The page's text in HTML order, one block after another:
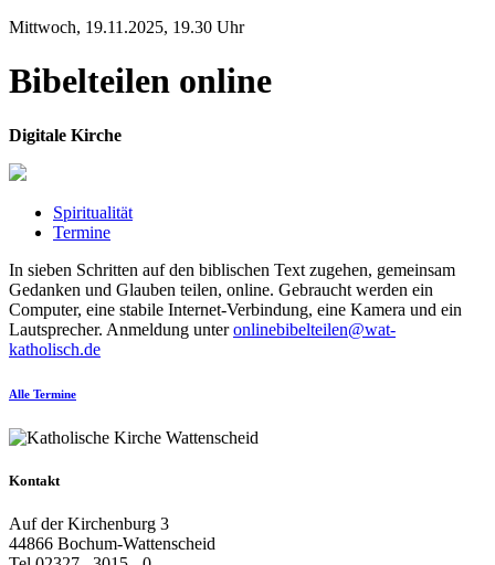
Mittwoch, 19.11.2025, 19.30 Uhr
Bibelteilen online
Digitale Kirche
Spiritualität
Termine
In sieben Schritten auf den biblischen Text zugehen, gemeinsam
Gedanken und Glauben teilen, online. Gebraucht werden ein
Computer, eine stabile Internet-Verbindung, eine Kamera und ein
Lautsprecher. Anmeldung unteronlinebibelteilen@wat-
katholisch.de
Alle Termine
Kontakt
Auf der Kirchenburg 3
44866 Bochum-Wattenscheid